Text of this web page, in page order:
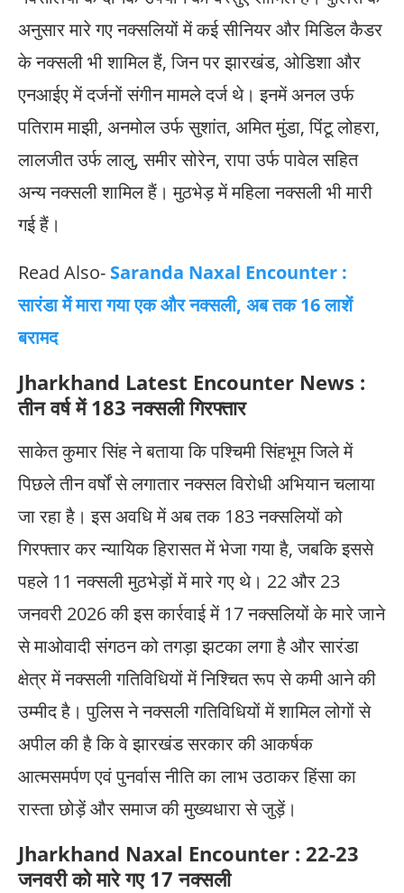
अनुसार मारे गए नक्सलियों में कई सीनियर और मिडिल कैडर
के नक्सली भी शामिल हैं, जिन पर झारखंड, ओडिशा और
एनआईए में दर्जनों संगीन मामले दर्ज थे। इनमें अनल उर्फ
पतिराम माझी, अनमोल उर्फ सुशांत, अमित मुंडा, पिंटू लोहरा,
लालजीत उर्फ लालु, समीर सोरेन, रापा उर्फ पावेल सहित
अन्य नक्सली शामिल हैं। मुठभेड़ में महिला नक्सली भी मारी
गई हैं।
Read Also- Saranda Naxal Encounter :
सारंडा में मारा गया एक और नक्सली, अब तक 16 लाशें
बरामद
Jharkhand Latest Encounter News :
तीन वर्ष में 183 नक्सली गिरफ्तार
साकेत कुमार सिंह ने बताया कि पश्चिमी सिंहभूम जिले में
पिछले तीन वर्षों से लगातार नक्सल विरोधी अभियान चलाया
जा रहा है। इस अवधि में अब तक 183 नक्सलियों को
गिरफ्तार कर न्यायिक हिरासत में भेजा गया है, जबकि इससे
पहले 11 नक्सली मुठभेड़ों में मारे गए थे। 22 और 23
जनवरी 2026 की इस कार्रवाई में 17 नक्सलियों के मारे जाने
से माओवादी संगठन को तगड़ा झटका लगा है और सारंडा
क्षेत्र में नक्सली गतिविधियों में निश्चित रूप से कमी आने की
उम्मीद है। पुलिस ने नक्सली गतिविधियों में शामिल लोगों से
अपील की है कि वे झारखंड सरकार की आकर्षक
आत्मसमर्पण एवं पुनर्वास नीति का लाभ उठाकर हिंसा का
रास्ता छोड़ें और समाज की मुख्यधारा से जुड़ें।
Jharkhand Naxal Encounter : 22-23
जनवरी को मारे गए 17 नक्सली